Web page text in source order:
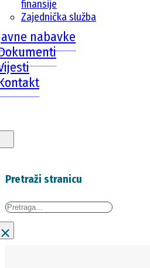
finansije
Zajednička služba
nabavke
Pretraži stranicu
Traži
×